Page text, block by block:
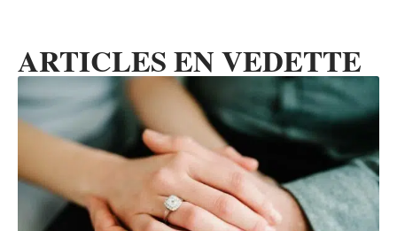
ARTICLES EN VEDETTE